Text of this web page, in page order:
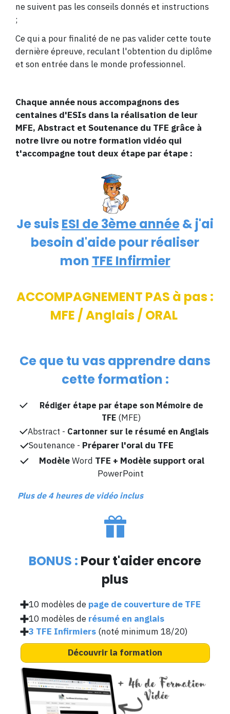
ne suivent pas les conseils donnés et instructions
;
Ce qui a pour finalité de ne pas valider cette toute
dernière épreuve, reculant l'obtention du diplôme
et son entrée dans le monde professionnel.
Chaque année nous accompagnons des
centaines d'ESIs dans la réalisation de leur
MFE, Abstract et Soutenance du TFE grâce à
notre livre ou notre formation vidéo qui
t'accompagne tout deux étape par étape :
Je suis ESI de 3ème année& j'ai
besoin d'aide pour réaliser
mon TFE Infirmier
ACCOMPAGNEMENT PAS à pas :
MFE / Anglais / ORAL
Ce que tu vas apprendre dans
cette formation :
Rédiger étape par étape son Mémoire de
TFE (MFE)
Abstract - Cartonner sur le résumé en Anglais
Soutenance - Préparer l'oral du TFE
ModèleWord TFE + Modèle support oral
PowerPoint
Plus de 4 heures de vidéo inclus
BONUS : Pour t'aider encore
plus
10 modèles de page de couverture de TFE
10 modèles de résumé en anglais
3 TFE Infirmiers(noté minimum 18/20)
Découvrir la formation